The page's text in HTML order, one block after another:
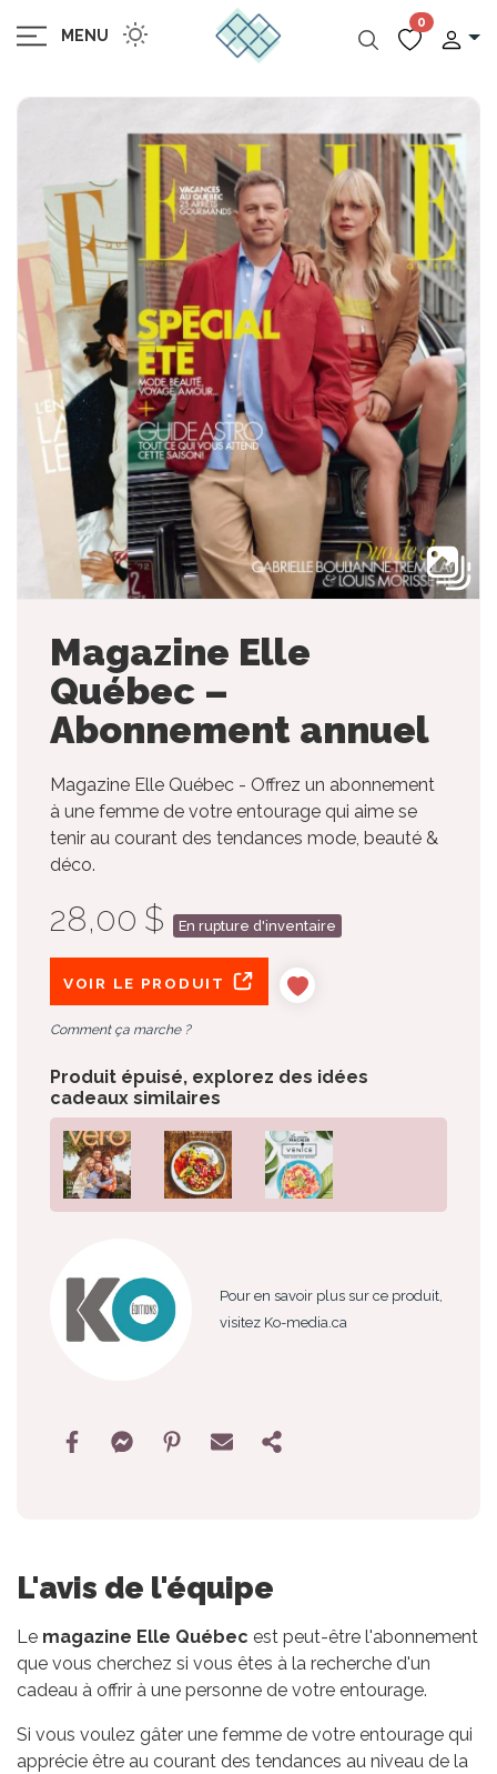
MENU
0
Magazine Elle
Québec –
Abonnement annuel
Magazine Elle Québec - Offrez un abonnement
à une femme de votre entourage qui aime se
tenir au courant des tendances mode, beauté &
déco.
28,00 $ En rupture d'inventaire
VOIR LE PRODUIT
Comment ça marche ?
Produit épuisé, explorez des idées
cadeaux similaires
Pour en savoir plus sur ce produit,
visitez Ko-media.ca
L'avis de l'équipe
Le magazine Elle Québec est peut-être l'abonnement
que vous cherchez si vous êtes à la recherche d'un
cadeau à offrir à une personne de votre entourage.
Si vous voulez gâter une femme de votre entourage qui
apprécie être au courant des tendances au niveau de la